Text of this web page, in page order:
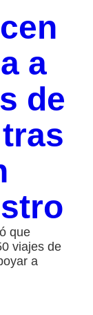
a
de
que
viajes de
a